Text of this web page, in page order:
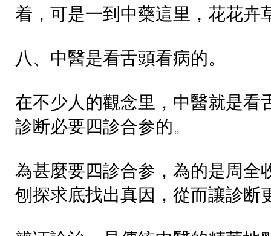
着，可是一到中藥這里，花花卉
八、中醫是看舌頭看病的。
在不少人的觀念里，中醫就是看
診断必要四診合参的。
為甚麼要四診合参，為的是周全
刨探求底找出真因，從而讓診断